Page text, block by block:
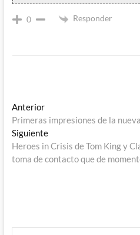
0 Responder
Navegación
de
entradas
AnteriorEntrada
anterior:
Primeras impresiones de la
SiguienteEntrada
siguiente:
Heroes in Crisis de Tom King y
toma de contacto que de